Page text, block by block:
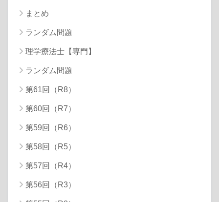
まとめ
ランダム問題
理学療法士【専門】
ランダム問題
第61回（R8）
第60回（R7）
第59回（R6）
第58回（R5）
第57回（R4）
第56回（R3）